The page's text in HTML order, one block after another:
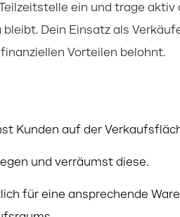
ein und trage
Dein Einsatz als
Vorteilen belohnt.
Kunden auf der
und verräumst diese.
für eine ansprechende